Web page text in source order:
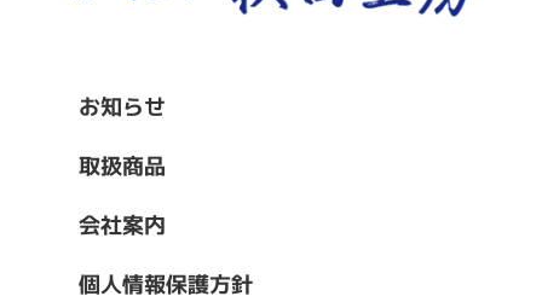
お知らせ
取扱商品
会社案内
個人情報保護方針